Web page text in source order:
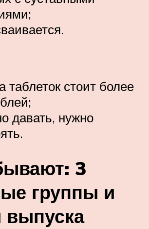
таблеток стоит более
давать, нужно
3
группы и